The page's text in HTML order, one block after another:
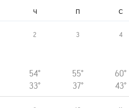
Ч П С
2
54°
33°
3
55°
37°
4
60°
43°